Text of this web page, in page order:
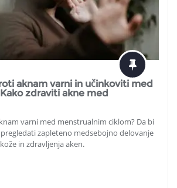
aknam varni in učinkoviti med
zdraviti akne med
varni med menstrualnim ciklom? Da bi
zapleteno medsebojno delovanje
in zdravljenja aken.